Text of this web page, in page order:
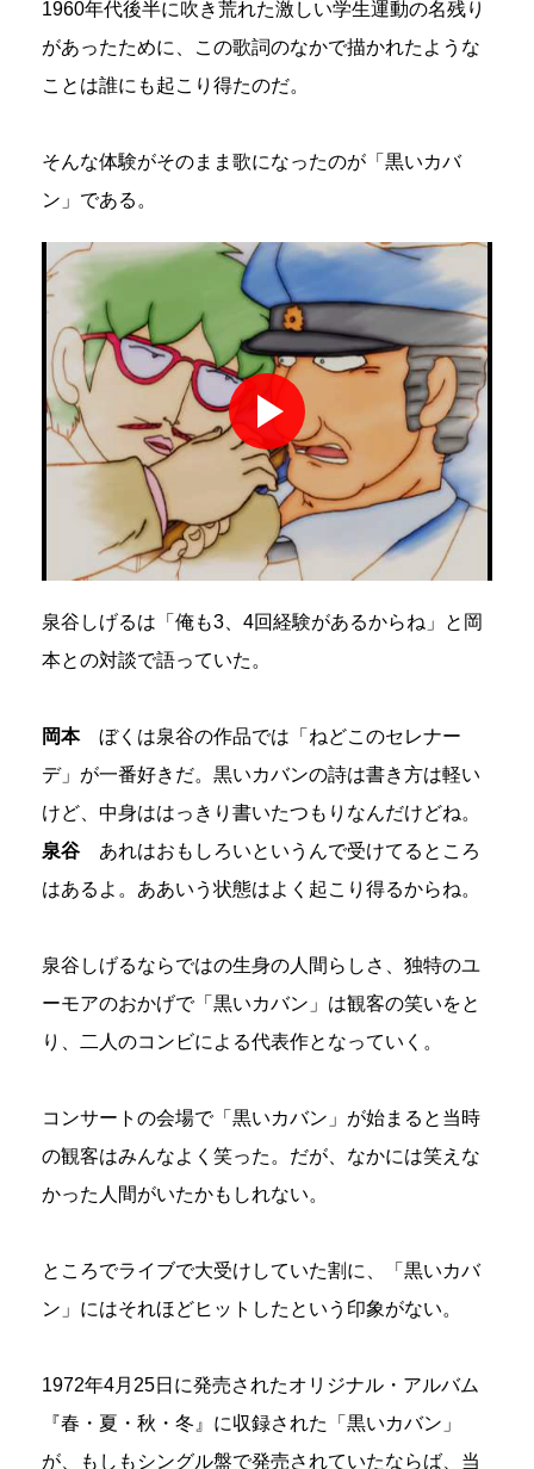
1960年代後半に吹き荒れた激しい学生運動の名残り
があったために、この歌詞のなかで描かれたような
ことは誰にも起こり得たのだ。
そんな体験がそのまま歌になったのが「黒いカバ
ン」である。
泉谷しげるは「俺も3、4回経験があるからね」と岡
本との対談で語っていた。
岡本ぼくは泉谷の作品では「ねどこのセレナー
デ」が一番好きだ。黒いカバンの詩は書き方は軽い
けど、中身ははっきり書いたつもりなんだけどね。
泉谷 あれはおもしろいというんで受けてるところ
はあるよ。ああいう状態はよく起こり得るからね。
泉谷しげるならではの生身の人間らしさ、独特のユ
ーモアのおかげで「黒いカバン」は観客の笑いをと
り、二人のコンビによる代表作となっていく。
コンサートの会場で「黒いカバン」が始まると当時
の観客はみんなよく笑った。だが、なかには笑えな
かった人間がいたかもしれない。
ところでライブで大受けしていた割に、「黒いカバ
ン」にはそれほどヒットしたという印象がない。
1972年4月25日に発売されたオリジナル・アルバム
『春・夏・秋・冬』に収録された「黒いカバン」
が、もしもシングル盤で発売されていたならば、当